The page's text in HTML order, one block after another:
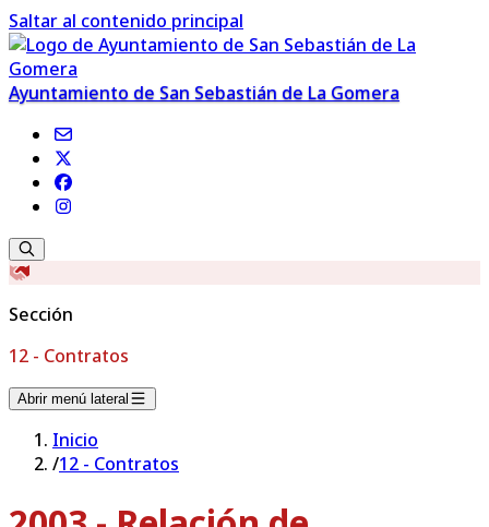
Saltar al contenido principal
Ayuntamiento de San Sebastián de La Gomera
Sección
12 - Contratos
Abrir menú lateral
Inicio
/12 - Contratos